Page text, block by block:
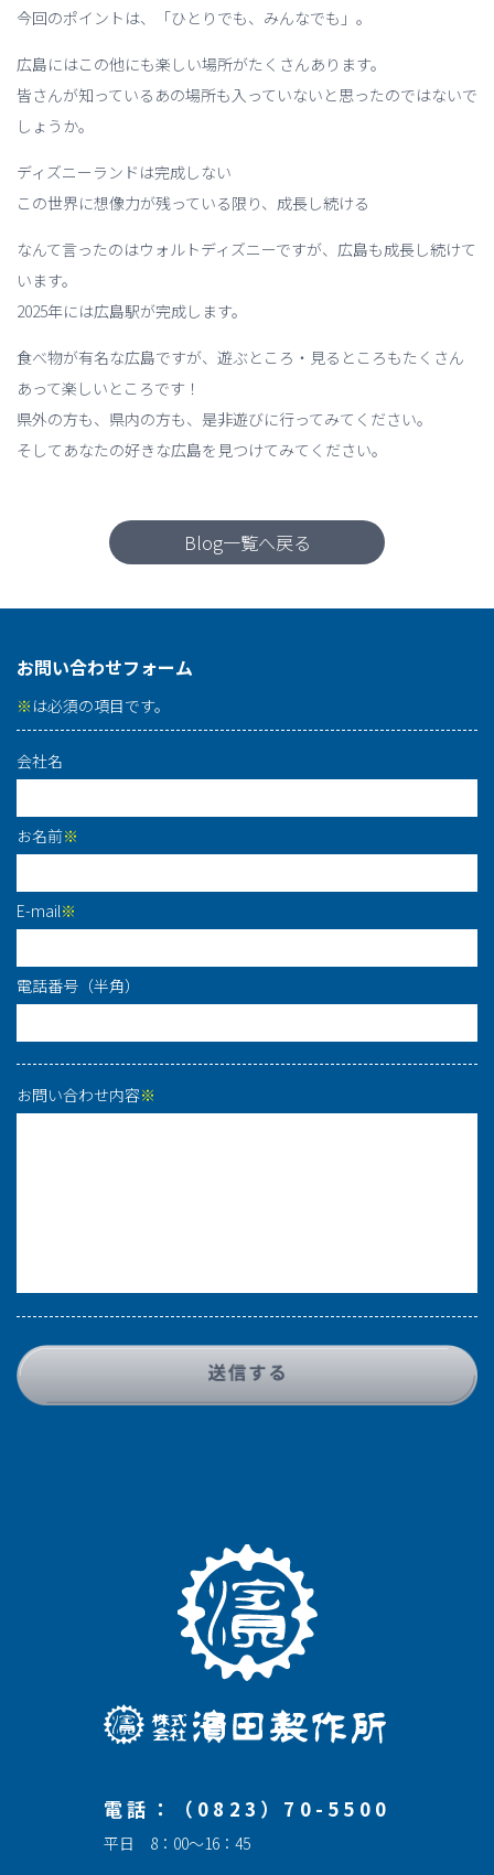
今回のポイントは、「ひとりでも、みんなでも」。
広島にはこの他にも楽しい場所がたくさんあります。
皆さんが知っているあの場所も入っていないと思ったのではないで
しょうか。
ディズニーランドは完成しない
この世界に想像力が残っている限り、成長し続ける
なんて言ったのはウォルトディズニーですが、広島も成長し続けて
います。
2025年には広島駅が完成します。
食べ物が有名な広島ですが、遊ぶところ・見るところもたくさん
あって楽しいところです！
県外の方も、県内の方も、是非遊びに行ってみてください。
そしてあなたの好きな広島を見つけてみてください。
Blog一覧へ戻る
電話：（0823）70-5500
平日 8：00～16：45
お問い合わせフォーム
※ は必須の項目です。
会社名
お名前※
E-mail※
電話番号（半角）
お問い合わせ内容※